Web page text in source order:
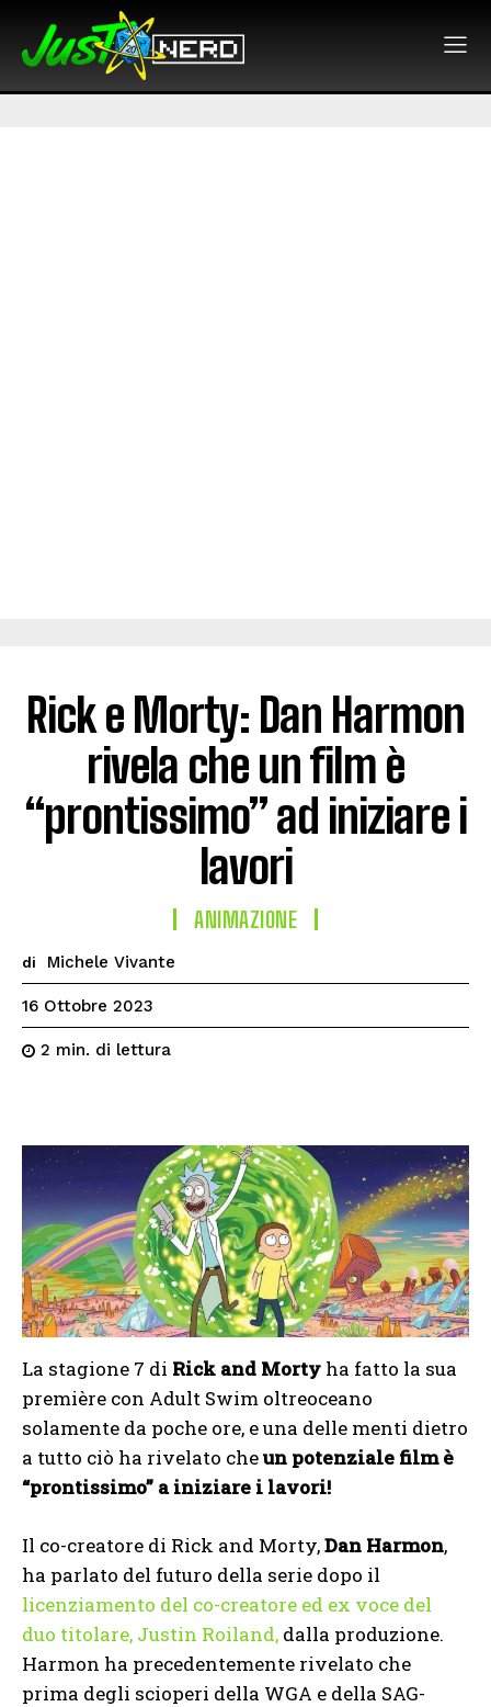
Rick e Morty: Dan Harmon
rivela che un film è
“prontissimo” ad iniziare i
lavori
ANIMAZIONE
di Michele Vivante
16 Ottobre 2023
2 min. di lettura
La stagione 7 di Rick and Morty ha fatto la sua
première con Adult Swim oltreoceano
solamente da poche ore, e una delle menti dietro
a tutto ciò ha rivelato cheun potenziale film è
“prontissimo” a iniziare i lavori!
Il co-creatore di Rick and Morty,Dan Harmon,
ha parlato del futuro della serie dopo il
licenziamento del co-creatore ed ex voce del
duo titolare, Justin Roiland, dalla produzione.
Harmon ha precedentemente rivelato che
prima degli scioperi della WGA e della SAG-